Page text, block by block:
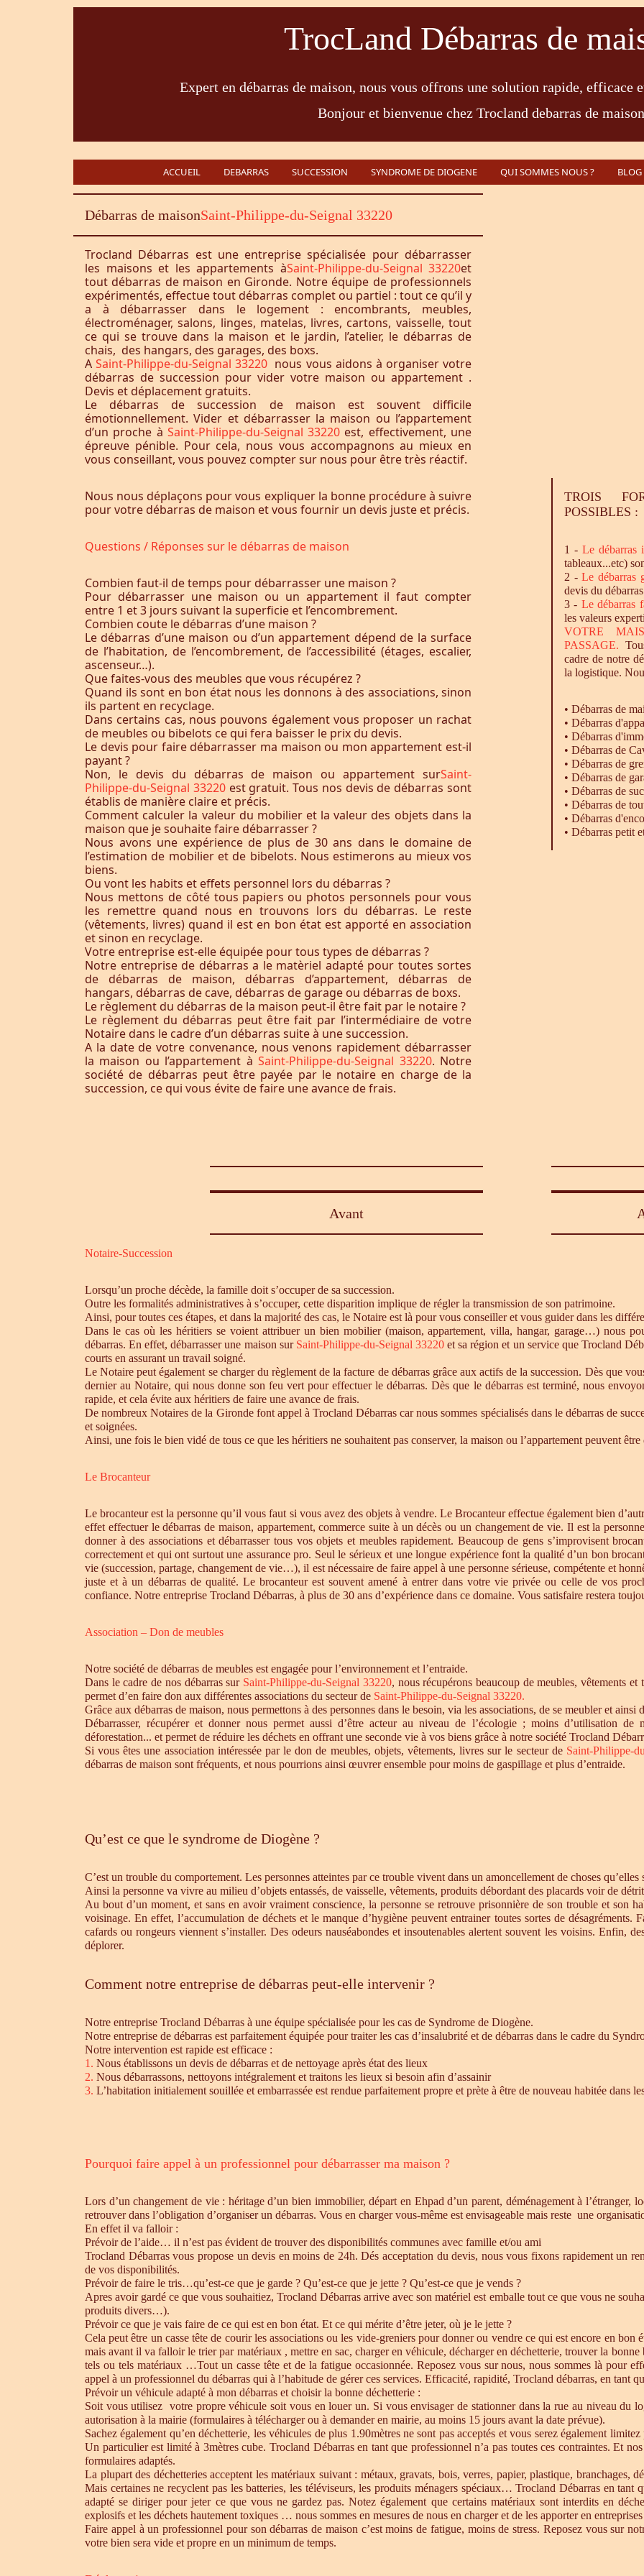
TrocLand Débarras de
Expert en débarras de maison, nous vous offrons une solution rapide, efficace
Bonjour et bienvenue chez Trocland debarras de
ACCUEIL DEBARRAS SUCCESSION SYNDROME DE DIOGENE QUI SOMMES NOUS ? BLOG
Débarras de maisonSaint-Philippe-du-Seignal 33220
Trocland Débarras est une entreprise spécialisée pour débarrasser
les maisons et les appartements àSaint-Philippe-du-Seignal 33220et
tout débarras de maison en Gironde. Notre équipe de professionnels
expérimentés, effectue tout débarras complet ou partiel : tout ce qu’il y
a à débarrasser dans le logement : encombrants, meubles,
électroménager, salons, linges, matelas, livres, cartons, vaisselle, tout
ce qui se trouve dans la maison et le jardin, l’atelier, le débarras de
chais, des hangars, des garages, des boxs.
ASaint-Philippe-du-Seignal 33220 nous vous aidons à organiser votre
débarras de succession pour vider votre maison ou appartement .
Devis et déplacement gratuits.
Le débarras de succession de maison est souvent difficile
émotionnellement. Vider et débarrasser la maison ou l’appartement
d’un proche à Saint-Philippe-du-Seignal 33220 est, effectivement, une
épreuve pénible. Pour cela, nous vous accompagnons au mieux en
vous conseillant, vous pouvez compter sur nous pour être très réactif.
Nous nous déplaçons pour vous expliquer la bonne procédure à suivre
pour votre débarras de maison et vous fournir un devis juste et précis.
Questions / Réponses sur le débarras de maison
Combien faut-il de temps pour débarrasser une maison ?
Pour débarrasser une maison ou un appartement il faut compter
entre 1 et 3 jours suivant la superficie et l’encombrement.
Combien coute le débarras d’une maison ?
Le débarras d’une maison ou d’un appartement dépend de la surface
de l’habitation, de l’encombrement, de l’accessibilité (étages, escalier,
ascenseur…).
Que faites-vous des meubles que vous récupérez ?
Quand ils sont en bon état nous les donnons à des associations, sinon
ils partent en recyclage.
Dans certains cas, nous pouvons également vous proposer un rachat
de meubles ou bibelots ce qui fera baisser le prix du devis.
Le devis pour faire débarrasser ma maison ou mon appartement est-il
payant ?
Non, le devis du débarras de maison ou appartement surSaint-
Philippe-du-Seignal 33220 est gratuit. Tous nos devis de débarras sont
établis de manière claire et précis.
Comment calculer la valeur du mobilier et la valeur des objets dans la
maison que je souhaite faire débarrasser ?
Nous avons une expérience de plus de 30 ans dans le domaine de
l’estimation de mobilier et de bibelots. Nous estimerons au mieux vos
biens.
Ou vont les habits et effets personnel lors du débarras ?
Nous mettons de côté tous papiers ou photos personnels pour vous
les remettre quand nous en trouvons lors du débarras. Le reste
(vêtements, livres) quand il est en bon état est apporté en association
et sinon en recyclage.
Votre entreprise est-elle équipée pour tous types de débarras ?
Notre entreprise de débarras a le matèriel adapté pour toutes sortes
de débarras de maison, débarras d’appartement, débarras de
hangars, débarras de cave, débarras de garage ou débarras de boxs.
Le règlement du débarras de la maison peut-il être fait par le notaire ?
Le règlement du débarras peut être fait par l’intermédiaire de votre
Notaire dans le cadre d’un débarras suite à une succession.
A la date de votre convenance, nous venons rapidement débarrasser
la maison ou l’appartement àSaint-Philippe-du-Seignal 33220. Notre
société de débarras peut être payée par le notaire en charge de la
succession, ce qui vous évite de faire une avance de frais.
TROIS
POSSIBLES :
1 -Ledébarras
tableaux...etc)
2 -Ledébarras
devis du
3 - Ledébarras
les valeurs
VOTRE
PASSAGE.
cadre de notre
la logistique.
• Débarras de
• Débarras
• Débarras
• Débarras de
• Débarras de
• Débarras de
• Débarras de
• Débarras de
• Débarras
• Débarras petit
Avant
Notaire-Succession
Lorsqu’un proche décède, la famille doit s’occuper de sa succession.
Outre les formalités administratives à s’occuper, cette disparition implique de régler la transmission de son patrimoine.
Ainsi, pour toutes ces étapes, et dans la majorité des cas, le Notaire est là pour vous conseiller et vous guider dans les
Dans le cas où les héritiers se voient attribuer un bien mobilier (maison, appartement, villa, hangar, garage…) nous
débarras. En effet, débarrasser une maison sur Saint-Philippe-du-Seignal 33220et sa région et un service que Trocland
courts en assurant un travail soigné.
Le Notaire peut également se charger du règlement de la facture de débarras grâce aux actifs de la succession. Dès que
dernier au Notaire, qui nous donne son feu vert pour effectuer le débarras. Dès que le débarras est terminé, nous
rapide, et cela évite aux héritiers de faire une avance de frais.
De nombreux Notaires de la Gironde font appel à Trocland Débarras car nous sommes spécialisés dans le débarras de
et soignées.
Ainsi, une fois le bien vidé de tous ce que les héritiers ne souhaitent pas conserver, la maison ou l’appartement peuvent
Le Brocanteur
Le brocanteur est la personne qu’il vous faut si vous avez des objets à vendre. Le Brocanteur effectue également bien
effet effectuer le débarras de maison, appartement, commerce suite à un décès ou un changement de vie. Il est la
donner à des associations et débarrasser tous vos objets et meubles rapidement. Beaucoup de gens s’improvisent
correctement et qui ont surtout une assurance pro. Seul le sérieux et une longue expérience font la qualité d’un bon
vie (succession, partage, changement de vie…), il est nécessaire de faire appel à une personne sérieuse, compétente et
juste et à un débarras de qualité. Le brocanteur est souvent amené à entrer dans votre vie privée ou celle de vos
confiance. Notre entreprise Trocland Débarras, à plus de 30 ans d’expérience dans ce domaine. Vous satisfaire restera
Association – Don de meubles
Notre société de débarras de meubles est engagée pour l’environnement et l’entraide.
Dans le cadre de nos débarras sur Saint-Philippe-du-Seignal 33220, nous récupérons beaucoup de meubles, vêtements
permet d’en faire don aux différentes associations du secteur de Saint-Philippe-du-Seignal 33220.
Grâce aux débarras de maison, nous permettons à des personnes dans le besoin, via les associations, de se meubler et
Débarrasser, récupérer et donner nous permet aussi d’être acteur au niveau de l’écologie ; moins d’utilisation
déforestation... et permet de réduire les déchets en offrant une seconde vie à vos biens grâce à notre société Trocland
Si vous êtes une association intéressée par le don de meubles, objets, vêtements, livres sur le secteur de Saint-Philippe-
débarras de maison sont fréquents, et nous pourrions ainsi œuvrer ensemble pour moins de gaspillage et plus d’entraide.
Qu’est ce que le syndrome de Diogène ?
C’est un trouble du comportement. Les personnes atteintes par ce trouble vivent dans un amoncellement de choses
Ainsi la personne va vivre au milieu d’objets entassés, de vaisselle, vêtements, produits débordant des placards voir de
Au bout d’un moment, et sans en avoir vraiment conscience, la personne se retrouve prisonnière de son trouble et son
voisinage. En effet, l’accumulation de déchets et le manque d’hygiène peuvent entrainer toutes sortes de désagréments.
cafards ou rongeurs viennent s’installer. Des odeurs nauséabondes et insoutenables alertent souvent les voisins. Enfin,
déplorer.
Comment notre entreprise de débarras peut-elle intervenir ?
Notre entreprise Trocland Débarras à une équipe spécialisée pour les cas de Syndrome de Diogène.
Notre entreprise de débarras est parfaitement équipée pour traiter les cas d’insalubrité et de débarras dans le cadre du
Notre intervention est rapide est efficace :
1. Nous établissons un devis de débarras et de nettoyage après état des lieux
2. Nous débarrassons, nettoyons intégralement et traitons les lieux si besoin afin d’assainir
3. L’habitation initialement souillée et embarrassée est rendue parfaitement propre et prète à être de nouveau habitée dans
Pourquoi faire appel à un professionnel pour débarrasser ma maison ?
Lors d’un changement de vie : héritage d’un bien immobilier, départ en Ehpad d’un parent, déménagement à
retrouver dans l’obligation d’organiser un débarras. Vous en charger vous-même est envisageable mais reste une
En effet il va falloir :
Prévoir de l’aide… il n’est pas évident de trouver des disponibilités communes avec famille et/ou ami
Trocland Débarras vous propose un devis en moins de 24h. Dés acceptation du devis, nous vous fixons rapidement un
de vos disponibilités.
Prévoir de faire le tris…qu’est-ce que je garde ? Qu’est-ce que je jette ? Qu’est-ce que je vends ?
Apres avoir gardé ce que vous souhaitiez, Trocland Débarras arrive avec son matériel est emballe tout ce que vous ne
produits divers…).
Prévoir ce que je vais faire de ce qui est en bon état. Et ce qui mérite d’être jeter, où je le jette ?
Cela peut être un casse tête de courir les associations ou les vide-greniers pour donner ou vendre ce qui est encore en bon
mais avant il va falloir le trier par matériaux , mettre en sac, charger en véhicule, décharger en déchetterie, trouver la
tels ou tels matériaux …Tout un casse tête et de la fatigue occasionnée. Reposez vous sur nous, nous sommes là pour
appel à un professionnel du débarras qui à l’habitude de gérer ces services. Efficacité, rapidité, Trocland débarras, en tant
Prévoir un véhicule adapté à mon débarras et choisir la bonne déchetterie :
Soit vous utilisez votre propre véhicule soit vous en louer un. Si vous envisager de stationner dans la rue au niveau du
autorisation à la mairie (formulaires à télécharger ou à demander en mairie, au moins 15 jours avant la date prévue).
Sachez également qu’en déchetterie, les véhicules de plus 1.90mètres ne sont pas acceptés et vous serez également
Un particulier est limité à 3mètres cube. Trocland Débarras en tant que professionnel n’a pas toutes ces contraintes. Et
formulaires adaptés.
La plupart des déchetteries acceptent les matériaux suivant : métaux, gravats, bois, verres, papier, plastique, branchages,
Mais certaines ne recyclent pas les batteries, les téléviseurs, les produits ménagers spéciaux… Trocland Débarras en tant
adapté se diriger pour jeter ce que vous ne gardez pas. Notez également que certains matériaux sont interdits en
explosifs et les déchets hautement toxiques … nous sommes en mesures de nous en charger et de les apporter en
Faire appel à un professionnel pour son débarras de maison c’est moins de fatigue, moins de stress. Reposez vous sur
votre bien sera vide et propre en un minimum de temps.